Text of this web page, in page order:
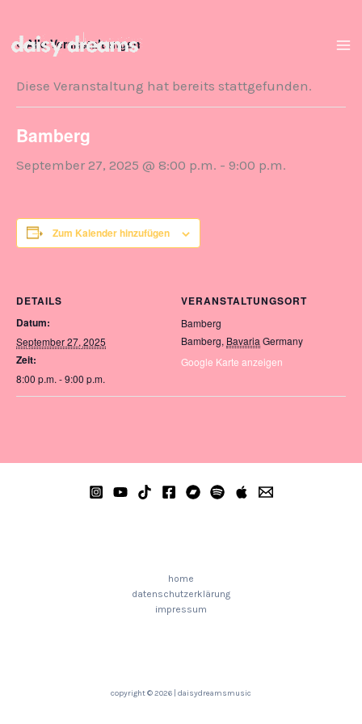
Inhalt
springen
« Alle Veranstaltungen
Diese Veranstaltung hat bereits stattgefunden.
Bamberg
September 27, 2025 @ 8:00 p.m. - 9:00 p.m.
Zum Kalender hinzufügen
DETAILS
Datum:
September 27, 2025
Zeit:
8:00 p.m. - 9:00 p.m.
VERANSTALTUNGSORT
Bamberg
Bamberg, Bavaria Germany
Google Karte anzeigen
home
datenschutzerklärung
impressum
copyright © 2026 | daisydreamsmusic